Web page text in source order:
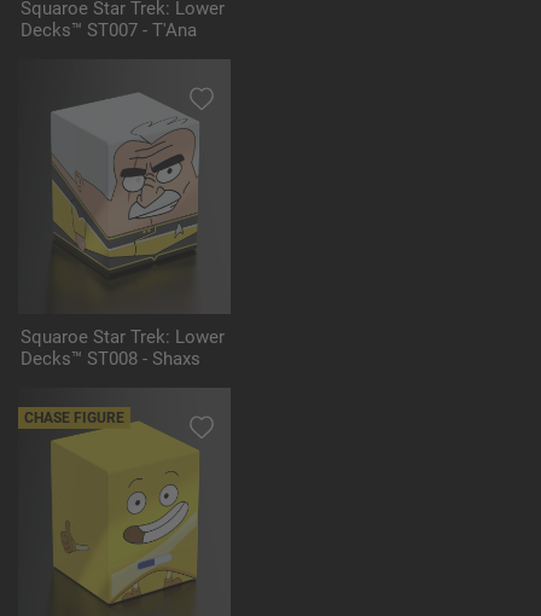
Squaroe Star Trek: Lower
Decks™ ST007 - T'Ana
Squaroe Star Trek: Lower
Decks™ ST008 - Shaxs
CHASE FIGURE